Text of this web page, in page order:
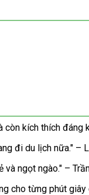
kích thích đáng
đi du lịch nữa." –
ngọt ngào." –
từng phút